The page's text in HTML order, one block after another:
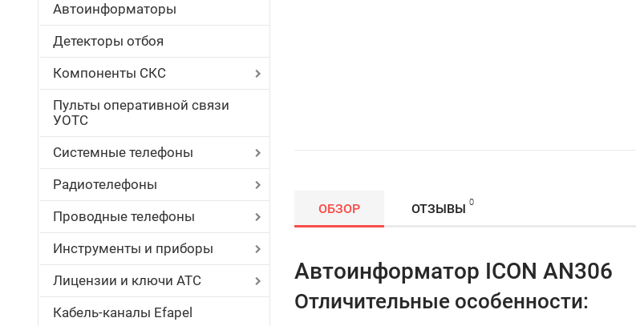
Автоинформаторы
Детекторы отбоя
Компоненты СКС
Пульты оперативной связи
УОТС
Системные телефоны
Радиотелефоны
Проводные телефоны
Инструменты и приборы
Лицензии и ключи АТС
Кабель-каналы Efapel
ОБЗОР ОТЗЫВЫ 0
Автоинформатор ICON AN306
Отличительные особенности: